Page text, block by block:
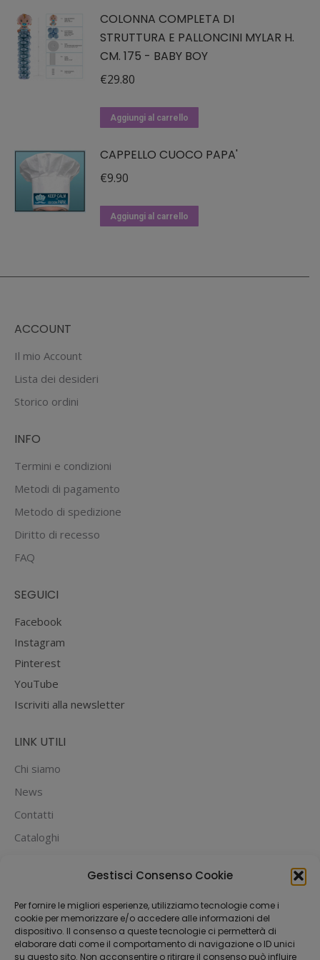
Gestisci Consenso Cookie
Per fornire le migliori esperienze, utilizziamo tecnologie come i
cookie per memorizzare e/o accedere alle informazioni del
dispositivo. Il consenso a queste tecnologie ci permetterà di
elaborare dati come il comportamento di navigazione o ID unici
su questo sito. Non acconsentire o ritirare il consenso può influire
COLONNA COMPLETA DI
STRUTTURA E PALLONCINI MYLAR H.
CM. 175 - BABY BOY
€29.80
Aggiungi al carrello
CAPPELLO CUOCO PAPA'
€9.90
Aggiungi al carrello
ACCOUNT
Il mio Account
Lista dei desideri
Storico ordini
INFO
Termini e condizioni
Metodi di pagamento
Metodo di spedizione
Diritto di recesso
FAQ
SEGUICI
Facebook
Instagram
Pinterest
YouTube
Iscriviti alla newsletter
LINK UTILI
Chi siamo
News
Contatti
Cataloghi
PUOI PAGARE CON: